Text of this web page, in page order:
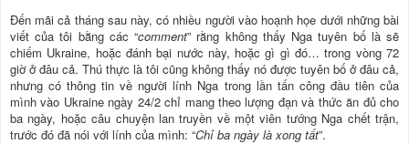
Đến mãi cả tháng sau này, có nhiều người vào hoạnh họe dưới những bài
viết của tôi bằng các “comment” rằng không thấy Nga tuyên bố là sẽ
chiếm Ukraine, hoặc đánh bại nước này, hoặc gì gì đó… trong vòng 72
giờ ở đâu cả. Thú thực là tôi cũng không thấy nó được tuyên bố ở đâu cả,
nhưng có thông tin về người lính Nga trong lần tấn công đầu tiên của
mình vào Ukraine ngày 24/2 chỉ mang theo lượng đạn và thức ăn đủ cho
ba ngày, hoặc câu chuyện lan truyền về một viên tướng Nga chết trận,
trước đó đã nói với lính của mình: “Chỉ ba ngày là xong tất”.